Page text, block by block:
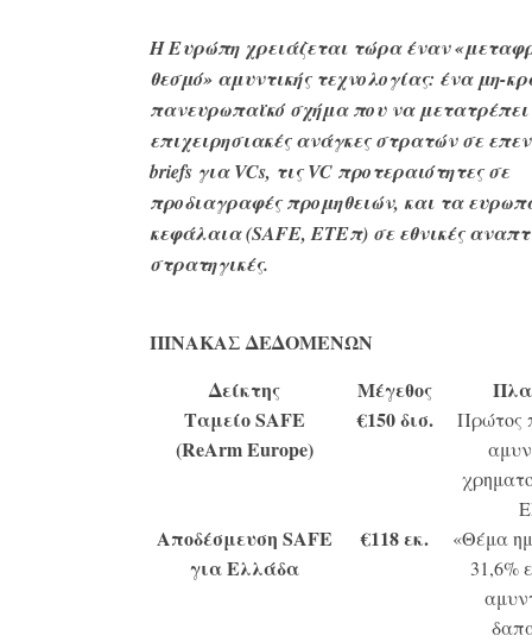
Η Ευρώπη χρειάζεται τώρα έναν
θεσμό» αμυντικής τεχνολογίας: ένα μη-
πανευρωπαϊκό σχήμα που να μετατρέπει
επιχειρησιακές ανάγκες στρατών σε
briefs για VCs, τις VC προτεραιότητες σε
προδιαγραφές προμηθειών, και τα
κεφάλαια (SAFE, ΕΤΕπ) σε εθνικές
στρατηγικές.
ΠΙΝΑΚΑΣ ΔΕΔΟΜΕΝΩΝ
Δείκτης
Μέγεθος
Ταμείο SAFE
(ReArm Europe)
€150 δισ.
Πρώτος
Αποδέσμευση SAFE
για Ελλάδα
€118 εκ.
«Θέμα
31,6%